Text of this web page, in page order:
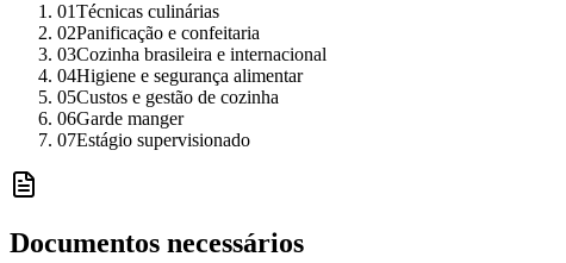
01Técnicas culinárias
02Panificação e confeitaria
03Cozinha brasileira e internacional
04Higiene e segurança alimentar
05Custos e gestão de cozinha
06Garde manger
07Estágio supervisionado
Documentos necessários